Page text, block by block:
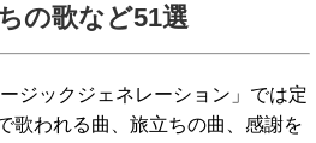
の歌など51選
ジックジェネレーション」では定
歌われる曲、旅立ちの曲、感謝を